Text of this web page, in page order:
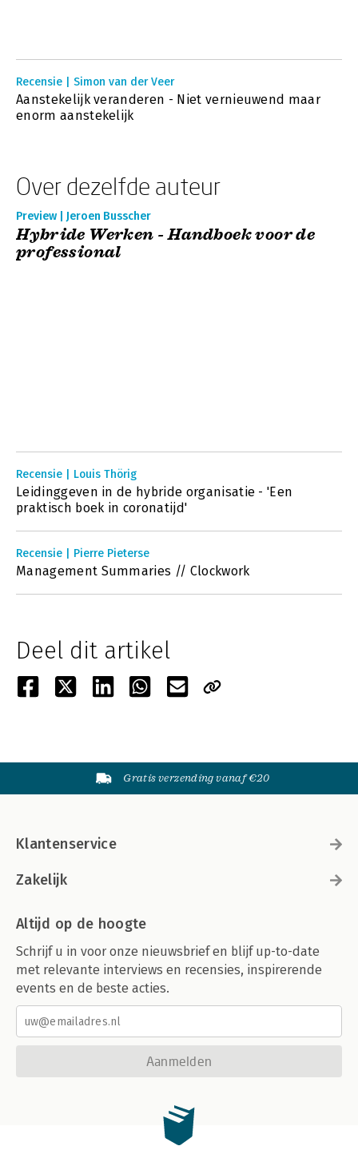
Recensie | Simon van der Veer
Aanstekelijk veranderen - Niet vernieuwend maar
enorm aanstekelijk
Over dezelfde auteur
Preview | Jeroen Busscher
Hybride Werken - Handboek voor de
professional
Recensie | Louis Thörig
Leidinggeven in de hybride organisatie - 'Een
praktisch boek in coronatijd'
Recensie | Pierre Pieterse
Management Summaries // Clockwork
Deel dit artikel
Gratis verzending vanaf €20
Klantenservice
Zakelijk
Altijd op de hoogte
Schrijf u in voor onze nieuwsbrief en blijf up-to-date
met relevante interviews en recensies, inspirerende
events en de beste acties.
Aanmelden